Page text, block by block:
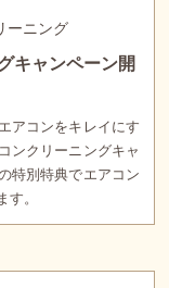
ーニング
キャンペーン開
アコンをキレイにす
ンクリーニングキャ
特別特典でエアコン
す。